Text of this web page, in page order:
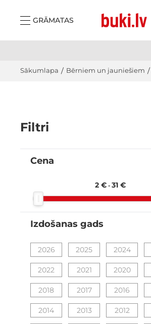
GRĀMATAS
Sākumlapa / Bērniem un jauniešiem /
Filtri
Cena
2 €- 31 €
Izdošanas gads
2026
2025 2024
2022 2021 2020
2018 2017 2016
2014 2013 2012